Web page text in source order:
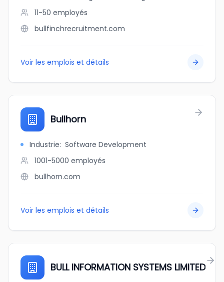
11-50 employés
bullfinchrecruitment.com
Voir les emplois et détails
Bullhorn
Industrie: Software Development
1001-5000 employés
bullhorn.com
Voir les emplois et détails
BULL INFORMATION SYSTEMS LIMITED